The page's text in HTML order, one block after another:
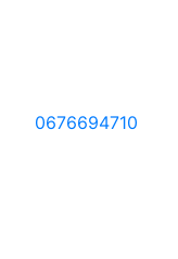
0676694710